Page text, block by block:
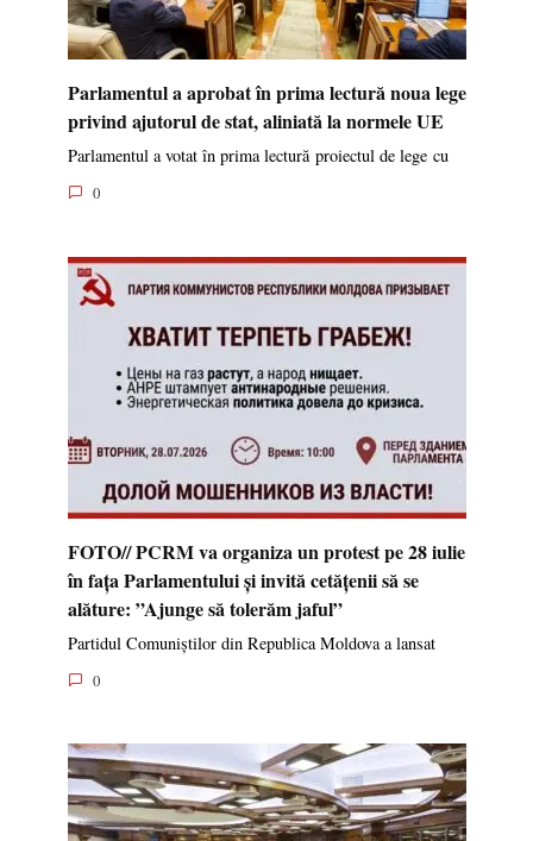
Parlamentul a aprobat în prima lectură noua lege
privind ajutorul de stat, aliniată la normele UE
Parlamentul a votat în prima lectură proiectul de lege cu
0
FOTO// PCRM va organiza un protest pe 28 iulie
în fața Parlamentului și invită cetățenii să se
alăture: ”Ajunge să tolerăm jaful”
Partidul Comuniștilor din Republica Moldova a lansat
0